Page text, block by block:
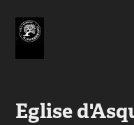
Eglise